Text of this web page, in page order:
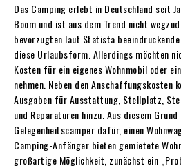
Das Camping erlebt in Deutschland seit
Boom und ist aus dem Trend nicht
bevorzugten laut Statista beeindruckende
diese Urlaubsform. Allerdings möchten
Kosten für ein eigenes Wohnmobil oder
nehmen. Neben den Anschaffungskosten
Ausgaben für Ausstattung, Stellplatz,
und Reparaturen hinzu. Aus diesem
Gelegenheitscamper dafür, einen
Camping-Anfänger bieten gemietete
großartige Möglichkeit, zunächst ein